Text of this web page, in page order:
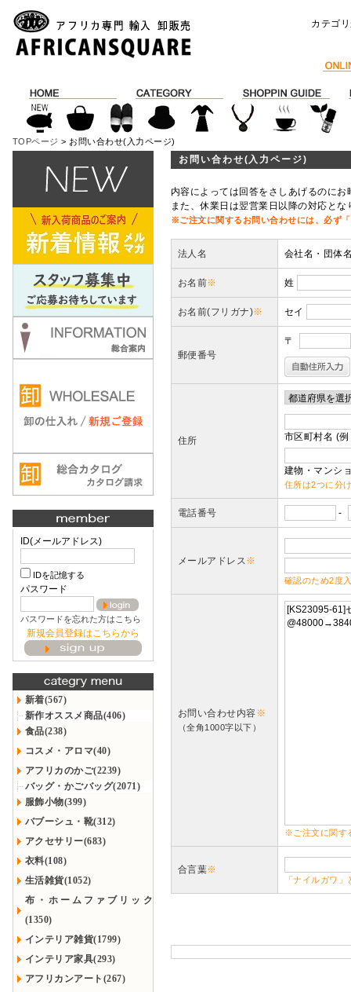
カテゴ
TOPページ > お問い合わせ(入力ページ)
ID(メールアドレス)
IDを記憶する
パスワード
パスワードを忘れた方はこちら
新規会員登録はこちらから
新着(567)
新作オススメ商品(406)
食品(238)
コスメ・アロマ(40)
アフリカのかご(2239)
バッグ・かごバッグ(2071)
服飾小物(399)
バブーシュ・靴(312)
アクセサリー(683)
衣料(108)
生活雑貨(1052)
布・ホームファブリック
(1350)
インテリア雑貨(1799)
インテリア家具(293)
アフリカンアート(267)
お問い合わせ(入力ページ)
内容によっては回答をさしあげるのに
また、休業日は翌営業日以降の対応と
※ご注文に関するお問い合わせには、必ず
法人名 会社名・団体
お名前※ 姓
お名前(フリガナ)※ セイ
郵便番号
〒
住所 市区町村名 (
建物・マンシ
住所は2つに分
電話番号 -
メールアドレス※
確認のため2度
お問い合わせ内容※
（全角1000字以下）
※ご注文に関す
合言葉※
「ナイルガワ